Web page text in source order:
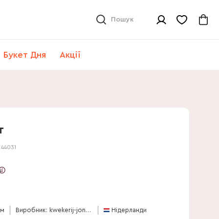
Пошук
Букет Дня Акції
44031
Виробник: kwekerij-jongerling Нідерланди